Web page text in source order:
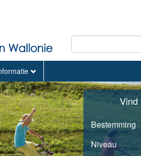
Vind
Bestemming
Niveau